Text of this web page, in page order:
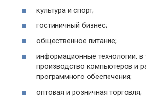
культура и спорт;
гостиничный бизнес;
общественное питание;
информационные технологии, в
производство компьютеров и
программного обеспечения;
оптовая и розничная торговля;